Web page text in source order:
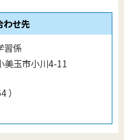
わせ先
習係
美玉市小川4-11
）